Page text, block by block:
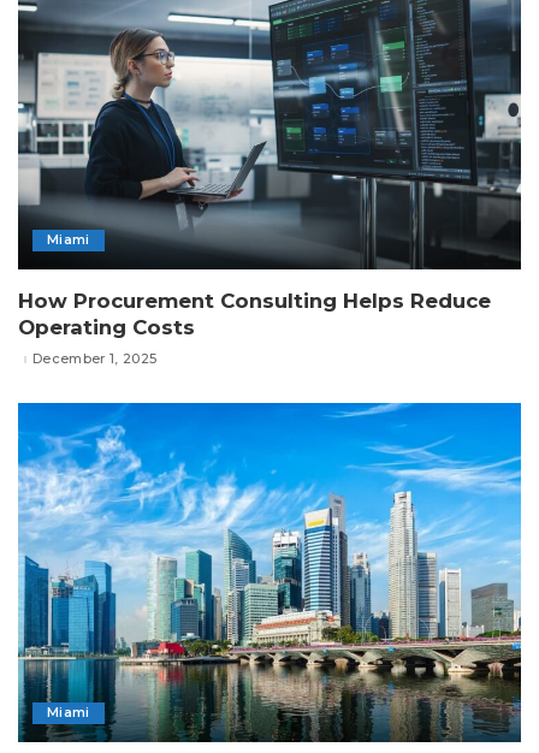
Miami
How Procurement Consulting Helps Reduce
Operating Costs
December 1, 2025
Miami